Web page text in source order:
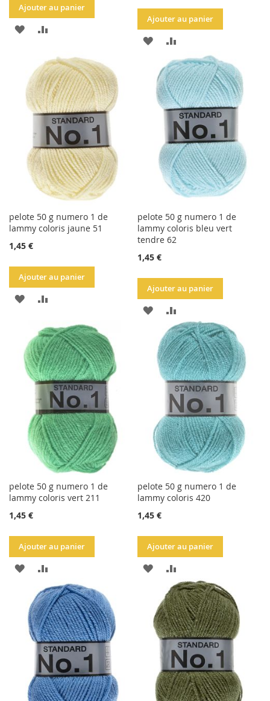
Ajouter au panier
AJOUTER
LA
LISTE
D'ACHATS
COMPARATEUR
Ajouter au panier
AJOUTER
LA
LISTE
D'ACHATS
AU
COMPARATEUR
pelote 50 g numero 1 de
lammy coloris jaune 51
1,45 €
Ajouter au panier
AJOUTER
LA
LISTE
D'ACHATS
COMPARATEUR
pelote 50 g numero 1 de
lammy coloris bleu vert
tendre 62
1,45 €
Ajouter au panier
AJOUTER
LA
LISTE
D'ACHATS
AU
COMPARATEUR
pelote 50 g numero 1 de
lammy coloris vert 211
1,45 €
Ajouter au panier
AJOUTER
LA
LISTE
D'ACHATS
AU
COMPARATEUR
pelote 50 g numero 1 de
lammy coloris 420
1,45 €
Ajouter au panier
AJOUTER
LA
LISTE
D'ACHATS
AU
COMPARATEUR